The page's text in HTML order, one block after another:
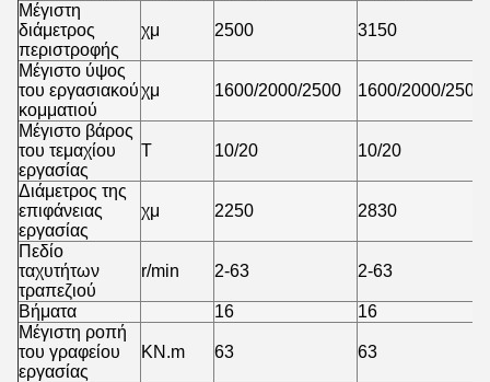
Μέγιστη
διάμετρος
περιστροφής
χμ 2500 3150
Μέγιστο ύψος
του εργασιακού
κομματιού
χμ 1600/2000/2500 1600/2000/2500
Μέγιστο βάρος
του τεμαχίου
εργασίας
Τ 10/20 10/20
Διάμετρος της
επιφάνειας
εργασίας
χμ 2250 2830
Πεδίο
ταχυτήτων
τραπεζιού
r/min 2-63 2-63
Βήματα 16
16
Μέγιστη ροπή
του γραφείου
εργασίας
KN.m 63 63